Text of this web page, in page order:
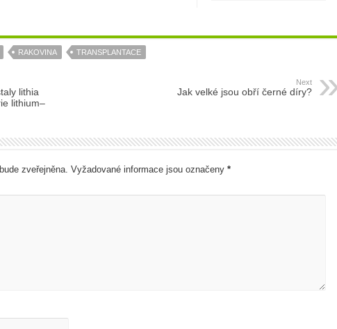
RAKOVINA TRANSPLANTACE
lithia
lithium–
Next
Jak velké jsou obří černé díry?
zveřejněna. Vyžadované informace jsou označeny *